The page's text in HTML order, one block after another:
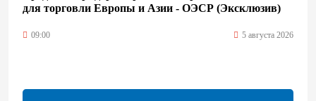
для торговли Европы и Азии - ОЭСР (Эксклюзив)
09:00 5 августа 2026
платежи превращаются в инфраструктуру роста